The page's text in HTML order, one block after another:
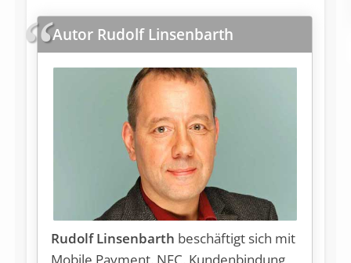
Autor Rudolf Linsenbarth
Rudolf Linsenbarth be­schäf­tigt sich mit